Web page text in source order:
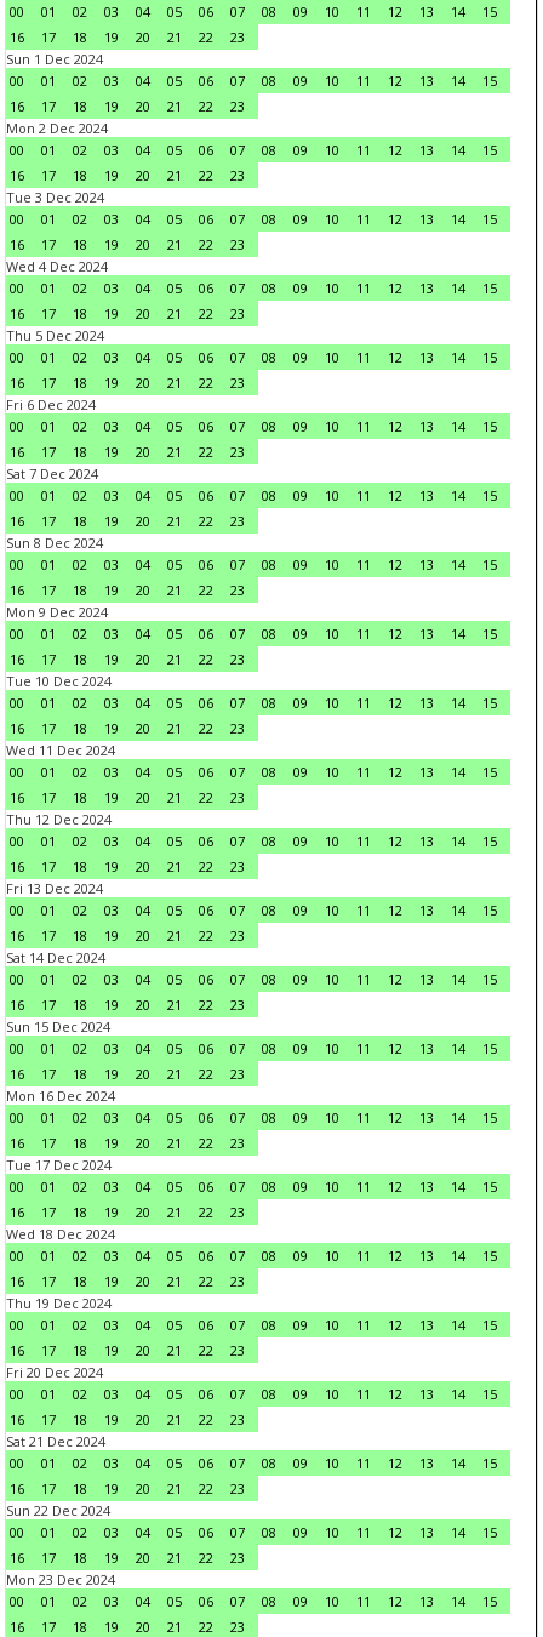
00
01 02 03 04 05 06 07 08 09 10 11 12 13 14
15
16
17 18 19 20 21 22
23
Sun 1 Dec 2024
00
01 02 03 04 05 06 07 08 09 10 11 12 13 14
15
16
17 18 19 20 21 22
23
Mon 2 Dec 2024
00
01 02 03 04 05 06 07 08 09 10 11 12 13 14
15
16
17 18 19 20 21 22
23
Tue 3 Dec 2024
00
01 02 03 04 05 06 07 08 09 10 11 12 13 14
15
16
17 18 19 20 21 22
23
Wed 4 Dec 2024
00
01 02 03 04 05 06 07 08 09 10 11 12 13 14
15
16
17 18 19 20 21 22
23
Thu 5 Dec 2024
00
01 02 03 04 05 06 07 08 09 10 11 12 13 14
15
16
17 18 19 20 21 22
23
Fri 6 Dec 2024
00
01 02 03 04 05 06 07 08 09 10 11 12 13 14
15
16
17 18 19 20 21 22
23
Sat 7 Dec 2024
00
01 02 03 04 05 06 07 08 09 10 11 12 13 14
15
16
17 18 19 20 21 22
23
Sun 8 Dec 2024
00
01 02 03 04 05 06 07 08 09 10 11 12 13 14
15
16
17 18 19 20 21 22
23
Mon 9 Dec 2024
00
01 02 03 04 05 06 07 08 09 10 11 12 13 14
15
16
17 18 19 20 21 22
23
Tue 10 Dec 2024
00
01 02 03 04 05 06 07 08 09 10 11 12 13 14
15
16
17 18 19 20 21 22
23
Wed 11 Dec 2024
00
01 02 03 04 05 06 07 08 09 10 11 12 13 14
15
16
17 18 19 20 21 22
23
Thu 12 Dec 2024
00
01 02 03 04 05 06 07 08 09 10 11 12 13 14
15
16
17 18 19 20 21 22
23
Fri 13 Dec 2024
00
01 02 03 04 05 06 07 08 09 10 11 12 13 14
15
16
17 18 19 20 21 22
23
Sat 14 Dec 2024
00
01 02 03 04 05 06 07 08 09 10 11 12 13 14
15
16
17 18 19 20 21 22
23
Sun 15 Dec 2024
00
01 02 03 04 05 06 07 08 09 10 11 12 13 14
15
16
17 18 19 20 21 22
23
Mon 16 Dec 2024
00
01 02 03 04 05 06 07 08 09 10 11 12 13 14
15
16
17 18 19 20 21 22
23
Tue 17 Dec 2024
00
01 02 03 04 05 06 07 08 09 10 11 12 13 14
15
16
17 18 19 20 21 22
23
Wed 18 Dec 2024
00
01 02 03 04 05 06 07 08 09 10 11 12 13 14
15
16
17 18 19 20 21 22
23
Thu 19 Dec 2024
00
01 02 03 04 05 06 07 08 09 10 11 12 13 14
15
16
17 18 19 20 21 22
23
Fri 20 Dec 2024
00
01 02 03 04 05 06 07 08 09 10 11 12 13 14
15
16
17 18 19 20 21 22
23
Sat 21 Dec 2024
00
01 02 03 04 05 06 07 08 09 10 11 12 13 14
15
16
17 18 19 20 21 22
23
Sun 22 Dec 2024
00
01 02 03 04 05 06 07 08 09 10 11 12 13 14
15
16
17 18 19 20 21 22
23
Mon 23 Dec 2024
00
01 02 03 04 05 06 07 08 09 10 11 12 13 14
15
16
17 18 19 20 21 22 23